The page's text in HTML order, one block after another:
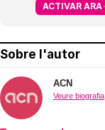
ACTIVAR ARA
Sobre l'autor
ACN
Veure biografia